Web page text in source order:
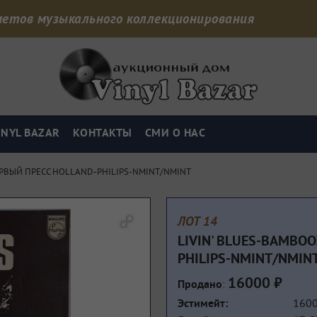
музыкального коллекционирования
BAZAR КОНТАКТЫ СМИ О НАС
ПРЕСС HOLLAND-PHILIPS-NMINT/NMINT
ЛОТ 14
LIVIN' BLUES-
PHILIPS-NMINT/
Продано: 16000 ₽
Эстимейт: